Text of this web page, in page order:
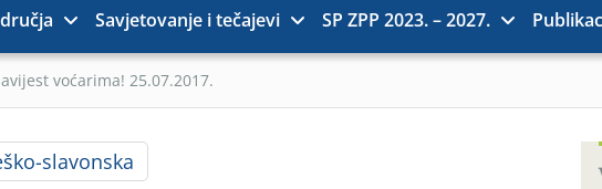
Savjetovanje i tečajevi SP ZPP 2023. – 2027.
voćarima! 25.07.2017.
slavonska